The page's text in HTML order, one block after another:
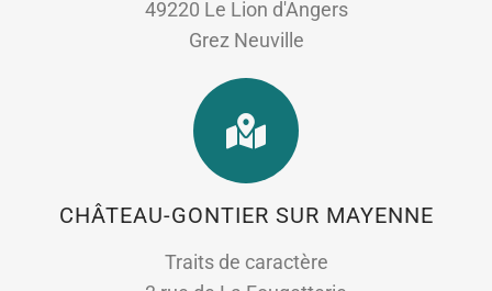
49220 Le Lion d'Angers
Grez Neuville
CHÂTEAU-GONTIER SUR MAYENNE
Traits de caractère